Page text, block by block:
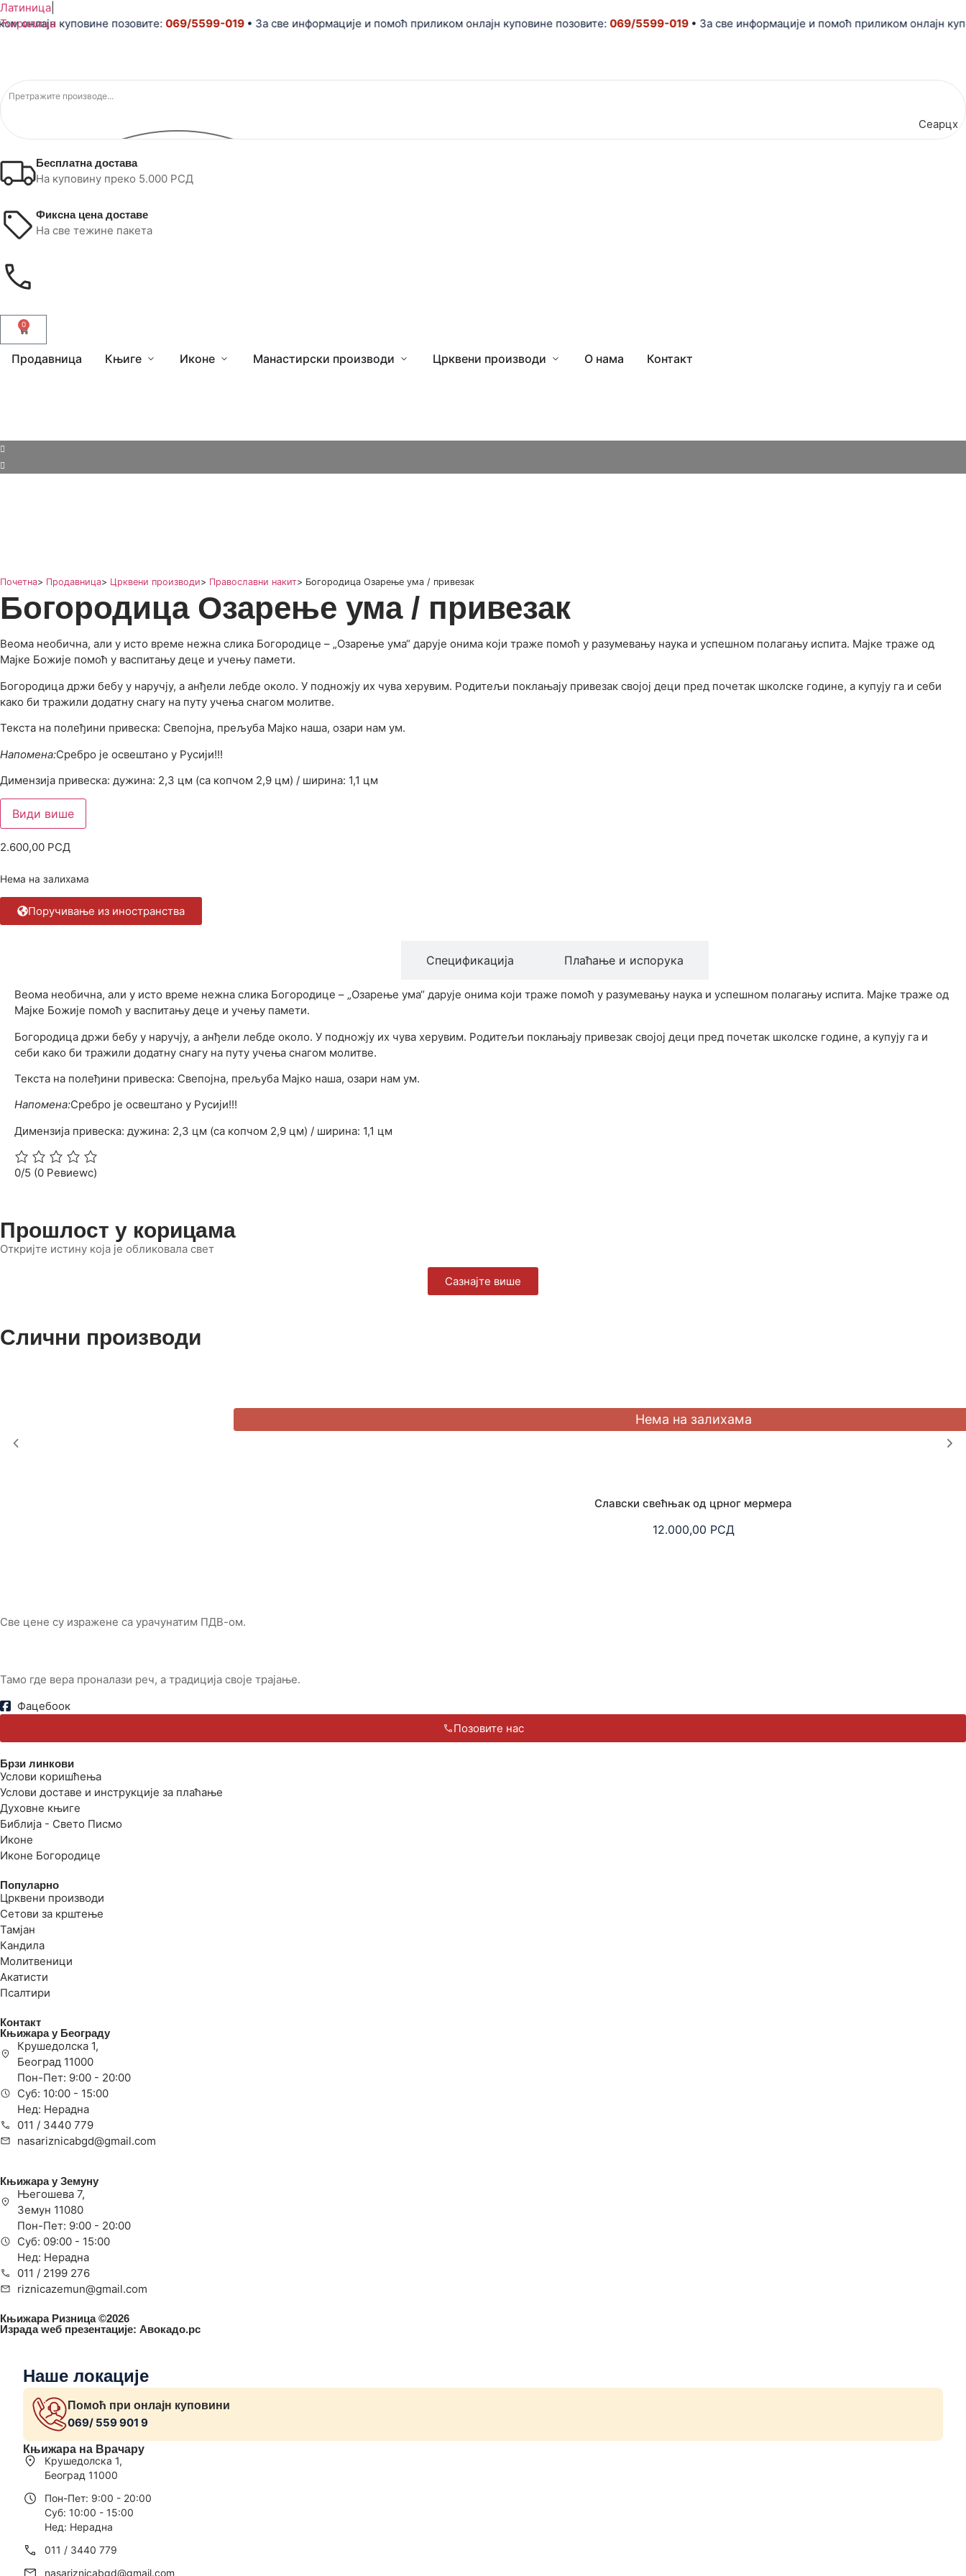
Латиница
Ћирилицакуповине позовите:069/5599-019• За све информације и помоћ приликом онлајн куповине позовите:069/5599-019• За све информације и помоћ приликом онлајн
Сеарцх
Бесплатна достава
На куповину преко 5.000 РСД
Фиксна цена доставе
На све тежине пакета
0
Продавница Књиге Иконе Манастирски производи Црквени производи О нама Контакт
Почетна> Продавница> Црквени производи> Православни накит> Богородица Озарење ума / привезак
Богородица Озарење ума / привезак
Веома необична, али у исто време нежна слика Богородице – „Озарење ума“ дарује онима који траже помоћ у разумевању наука и успешном полагању испита. Мајке траже од
Мајке Божије помоћ у васпитању деце и учењу памети.
Богородица држи бебу у наручју, а анђели лебде около. У подножју их чува херувим. Родитељи поклањају привезак својој деци пред почетак школске године, а купују га и себи
како би тражили додатну снагу на путу учења снагом молитве.
Текста на полеђини привеска: Свепојна, прељуба Мајко наша, озари нам ум.
Напомена:Сребро је освештано у Русији!!!
Димензија привеска: дужина: 2,3 цм (са копчом 2,9 цм) / ширина: 1,1 цм
Види више
2.600,00 РСД
Нема на залихама
Поручивање из иностранства
Спецификација Плаћање и испорука
Веома необична, али у исто време нежна слика Богородице – „Озарење ума“ дарује онима који траже помоћ у разумевању наука и успешном полагању испита. Мајке траже од
Мајке Божије помоћ у васпитању деце и учењу памети.
Богородица држи бебу у наручју, а анђели лебде около. У подножју их чува херувим. Родитељи поклањају привезак својој деци пред почетак школске године, а купују га и
себи како би тражили додатну снагу на путу учења снагом молитве.
Текста на полеђини привеска: Свепојна, прељуба Мајко наша, озари нам ум.
Напомена:Сребро је освештано у Русији!!!
Димензија привеска: дужина: 2,3 цм (са копчом 2,9 цм) / ширина: 1,1 цм
0/5 (0 Ревиеwс)
Прошлост у корицама
Откријте истину која је обликовала свет
Сазнајте више
Слични производи
Славски свећњак од црног мермера
12.000,00 РСД
Све цене су изражене са урачунатим ПДВ-ом.
Тамо где вера проналази реч, а традиција своје трајање.
Фацебоок
Позовите нас
Брзи линкови
Услови коришћења
Услови доставе и инструкције за плаћање
Духовне књиге
Библија - Свето Писмо
Иконе
Иконе Богородице
Популарно
Црквени производи
Сетови за крштење
Тамјан
Кандила
Молитвеници
Акатисти
Псалтири
Контакт
Књижара у Београду
Крушедолска 1,
Београд 11000
Пон-Пет: 9:00 - 20:00
Суб: 10:00 - 15:00
Нед: Нерадна
011 / 3440 779
nasariznicabgd@gmail.com
Књижара у Земуну
Његошева 7,
Земун 11080
Пон-Пет: 9:00 - 20:00
Суб: 09:00 - 15:00
Нед: Нерадна
011 / 2199 276
riznicazemun@gmail.com
Књижара Ризница ©️2026
Израда wеб презентације: Авокадо.рс
Наше локације
Помоћ при онлајн куповини
069/ 559 901 9
Књижара на Врачару
Крушедолска 1,
Београд 11000
Пон-Пет: 9:00 - 20:00
Суб: 10:00 - 15:00
Нед: Нерадна
011 / 3440 779
nasariznicabgd@gmail.com